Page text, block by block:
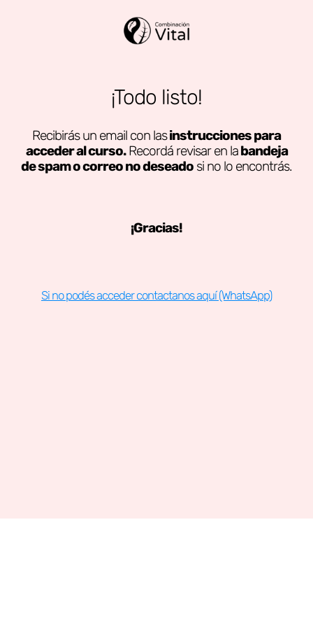
¡Todo listo!
Recibirás un email con lasinstrucciones para
acceder al curso.Recordá revisar en labandeja
de spam o correo no deseado si no lo encontrás.
¡Gracias!
Si no podés acceder contactanos aquí (WhatsApp)